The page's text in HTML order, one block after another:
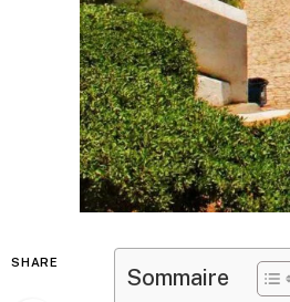
SHARE
Sommaire